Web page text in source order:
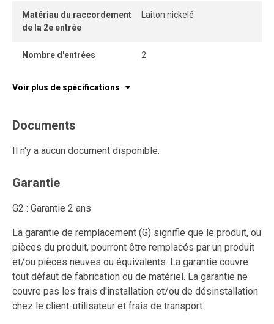
Matériau du raccordement
de la 2e entrée
Laiton nickelé
Nombre d'entrées 2
Voir plus de spécifications
Documents
Il n'y a aucun document disponible.
Garantie
G2 : Garantie 2 ans
La garantie de remplacement (G) signifie que le produit, ou
pièces du produit, pourront être remplacés par un produit
et/ou pièces neuves ou équivalents. La garantie couvre
tout défaut de fabrication ou de matériel. La garantie ne
couvre pas les frais d'installation et/ou de désinstallation
chez le client-utilisateur et frais de transport.